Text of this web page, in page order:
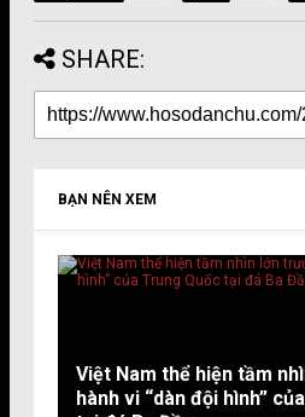
SHARE:
BẠN NÊN XEM
Việt Nam thể hiện tầm
hành vi “dàn đội hình”